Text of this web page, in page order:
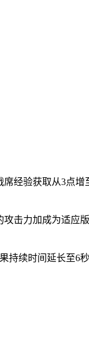
经验获取从3点增
击力加成为适应
续时间延长至6